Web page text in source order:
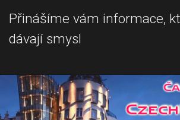
Přinášíme vám informace,
dávají smysl